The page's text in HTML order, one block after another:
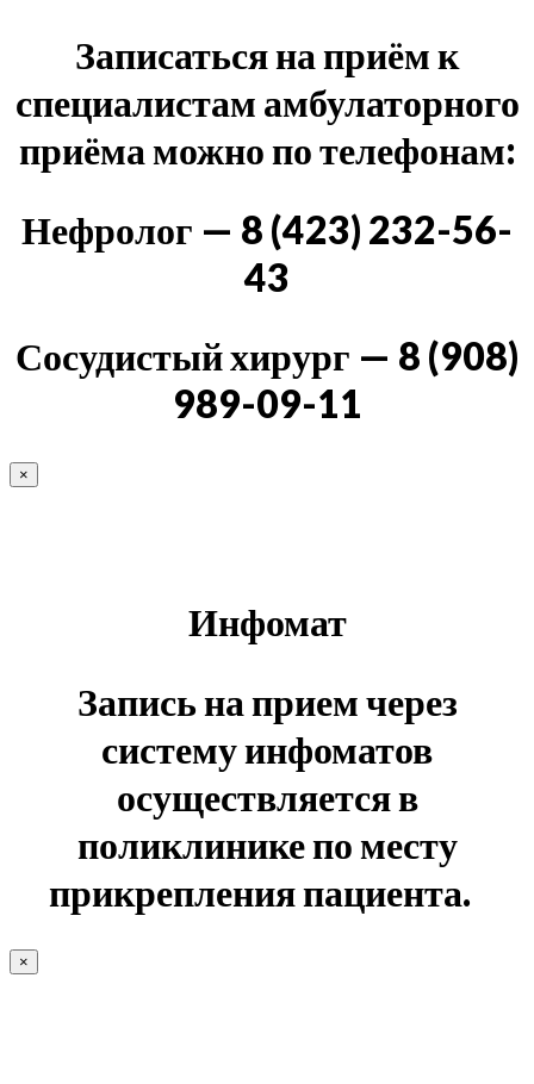
Записаться на приём к
специалистам амбулаторного
приёма можно по телефонам:
Нефролог — 8 (423) 232-56-
43
Сосудистый хирург — 8 (908)
989-09-11
×
Инфомат
Запись на прием через
систему инфоматов
осуществляется в
поликлинике по месту
прикрепления пациента.
×